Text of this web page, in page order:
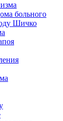
больного
Шичко